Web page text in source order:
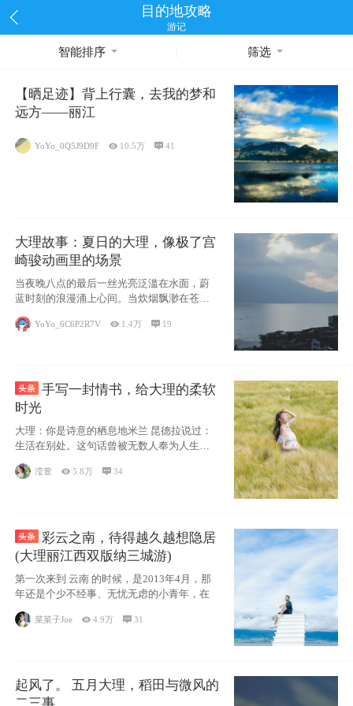
目的地攻略
游记
智能排序 筛选
【晒足迹】背上行囊，去我的梦和
远方——丽江
YoYo_0Q5J9D9F  10.5万 41
大理故事：夏日的大理，像极了宫
崎骏动画里的场景
当夜晚八点的最后一丝光亮泛滥在水面，蔚
蓝时刻的浪漫涌上心间。当炊烟飘渺在苍山
YoYo_6C6P2R7V  1.4万  19
手写一封情书，给大理的柔软
时光
大理：你是诗意的栖息地米兰 昆德拉说过：
生活在别处。这句话曾被无数人奉为人生信
条，并
滢萱 5.8万 34
彩云之南，待得越久越想隐居
(大理丽江西双版纳三城游)
第一次来到 云南 的时候，是2013年4月，那
年还是个少不经事、无忧无虑的小青年，在
菜菜子Joe 4.9万  31
起风了。 五月大理，稻田与微风的